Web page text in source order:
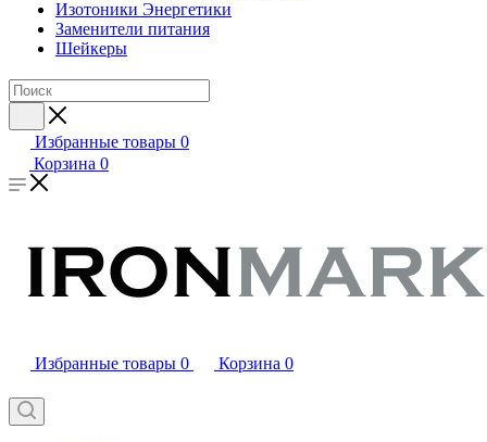
Изотоники Энергетики
Заменители питания
Шейкеры
Избранные товары 0
Корзина 0
Избранные товары 0 Корзина 0